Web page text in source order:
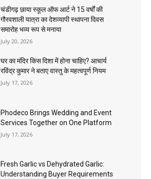
चंडीगढ़ छाया स्कूल ऑफ आर्ट ने 15 वर्षों की
गौरवशाली यात्रा का देशव्यापी स्थापना दिवस
समारोह भव्य रूप से मनाया
July 20, 2026
घर का मंदिर किस दिशा में होना चाहिए? आचार्य
रविंद्र कुमार ने बताए वास्तु के महत्वपूर्ण नियम
July 17, 2026
Phodeco Brings Wedding and Event
Services Together on One Platform
July 17, 2026
Fresh Garlic vs Dehydrated Garlic:
Understanding Buyer Requirements